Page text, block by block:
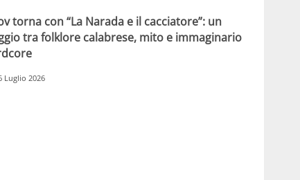
torna con “La Narada e il cacciatore”: un
tra folklore calabrese, mito e immaginario
Luglio 2026